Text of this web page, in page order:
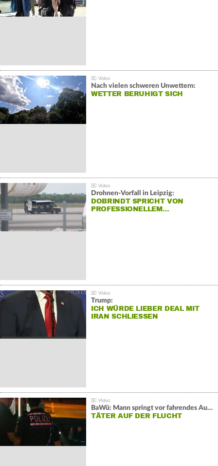
Nach vielen schweren Unwettern:
WETTER BERUHIGT SICH
Drohnen-Vorfall in Leipzig:
DOBRINDT SPRICHT VON
PROFESSIONELLEM…
Trump:
ICH WÜRDE LIEBER DEAL MIT
IRAN SCHLIESSEN
BaWü: Mann springt vor fahrendes Auto und schießt
TÄTER AUF DER FLUCHT